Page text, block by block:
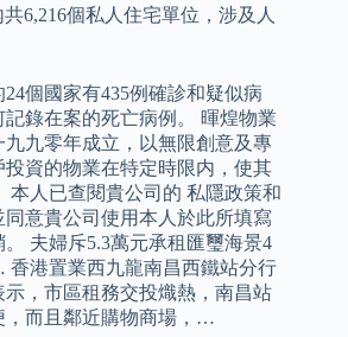
6,216個私人住宅單位，涉及人
個國家有435例確診和疑似病
錄在案的死亡病例。 暉煌物業
九零年成立，以無限創意及專
資的物業在特定時限内，使其
本人已查閱貴公司的 私隱政策和
意貴公司使用本人於此所填寫
夫婦斥5.3萬元承租匯璽海景4
香港置業西九龍南昌西鐵站分行
，市區租務交投熾熱，南昌站
，而且鄰近購物商場，…